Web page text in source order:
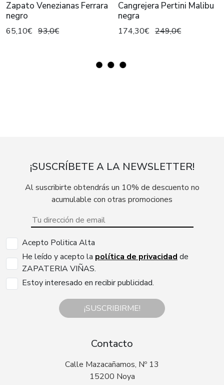
Zapato Venezianas Ferrara
negro
65,10€ 93,0€
Cangrejera Pertini Malibu
negra
174,30€ 249,0€
¡SUSCRÍBETE A LA NEWSLETTER!
Al suscribirte obtendrás un 10% de descuento no
acumulable con otras promociones
Acepto Politica Alta
He leído y acepto la política de privacidad de
ZAPATERIA VIÑAS.
Estoy interesado en recibir publicidad.
¡SUSCRIBIRME!
Contacto
Calle Mazacañamos, Nº 13
15200 Noya